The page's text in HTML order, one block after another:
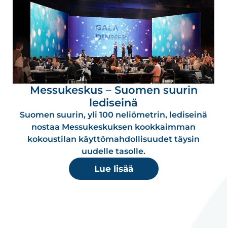
Messukeskus – Suomen suurin
lediseinä
Suomen suurin, yli 100 neliömetrin, lediseinä
nostaa Messukeskuksen kookkaimman
kokoustilan käyttömahdollisuudet täysin
uudelle tasolle.
Lue lisää